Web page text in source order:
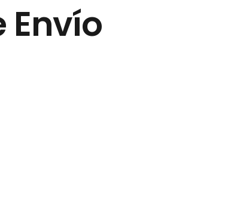
Envío